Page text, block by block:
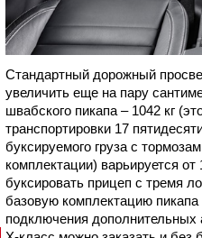
Стандартный дорожный
увеличить еще на пару
швабского пикапа – 1042 кг
транспортировки 17
буксируемого груза с
комплектации) варьируется
буксировать прицеп с тремя
базовую комплектацию пикапа
подключения дополнительных